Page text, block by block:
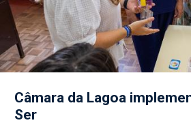
Câmara da Lagoa
Ser